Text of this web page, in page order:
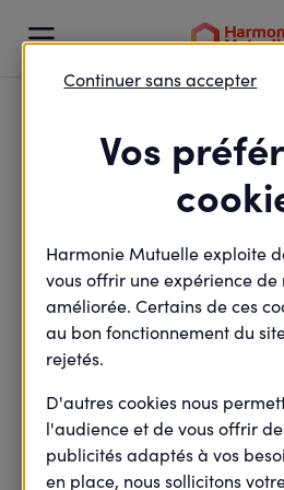
Stratégie
pour votre
4minute(s)
min de
Votre avis a compté… Et il va
Début 2026, nous vous avons
Vos
Harmonie Mutuelle exploite
vous offrir une expérience
améliorée. Certains de ces
au bon fonctionnement du
rejetés.
D'autres cookies nous
l'audience et de vous offrir
publicités adaptés à vos
en place, nous sollicitons
Continuer sans accepter